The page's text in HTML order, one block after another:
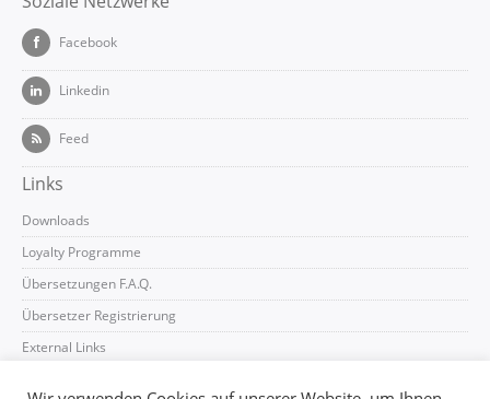
Facebook
Linkedin
Feed
Links
Downloads
Loyalty Programme
Übersetzungen F.A.Q.
Übersetzer Registrierung
External Links